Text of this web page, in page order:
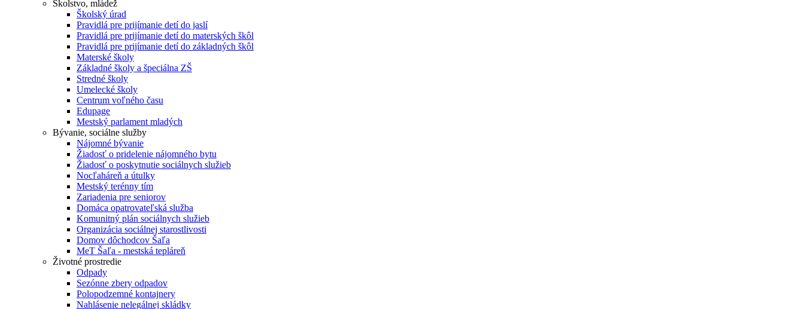
Školstvo, mládež
Školský úrad
Pravidlá pre prijímanie detí do jaslí
Pravidlá pre prijímanie detí do materských škôl
Pravidlá pre prijímanie detí do základných škôl
Materské školy
Základné školy a špeciálna ZŠ
Stredné školy
Umelecké školy
Centrum voľného času
Edupage
Mestský parlament mladých
Bývanie, sociálne služby
Nájomné bývanie
Žiadosť o pridelenie nájomného bytu
Žiadosť o poskytnutie sociálnych služieb
Nocľaháreň a útulky
Mestský terénny tím
Zariadenia pre seniorov
Domáca opatrovateľská služba
Komunitný plán sociálnych služieb
Organizácia sociálnej starostlivosti
Domov dôchodcov Šaľa
MeT Šaľa - mestská tepláreň
Životné prostredie
Odpady
Sezónne zbery odpadov
Polopodzemné kontajnery
Nahlásenie nelegálnej skládky